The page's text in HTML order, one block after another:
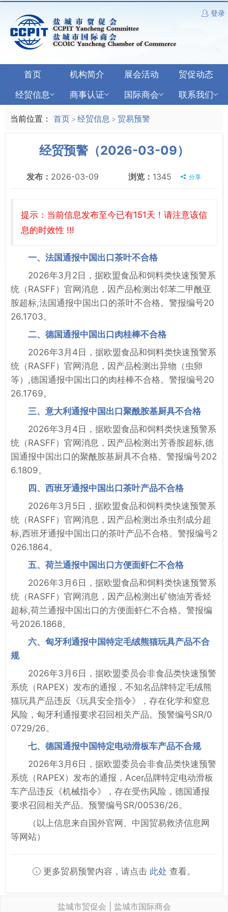
登录
首页 机构简介 展会活动
贸促动态
经贸信息
商事认证 国际商会 联系我们
当前位置： 首页 > 经贸信息 > 贸易预警
经贸预警（2026-03-09）
发布： 2026-03-09 浏览： 1345 分享
提示：当前信息发布至今已有151天！请注意该信
息的时效性 !!!
一、法国通报中国出口茶叶不合格
2026年3月2日，据欧盟食品和饲料类快速预警系
统（RASFF）官网消息，因产品检测出邻苯二甲酰亚
胺超标,法国通报中国出口的茶叶不合格。警报编号20
26.1703。
二、德国通报中国出口肉桂棒不合格
2026年3月4日，据欧盟食品和饲料类快速预警系
统（RASFF）官网消息，因产品检测出异物（虫卵
等）,德国通报中国出口的肉桂棒不合格。警报编号20
26.1769。
三、意大利通报中国出口聚酰胺基厨具不合格
2026年3月4日，据欧盟食品和饲料类快速预警系
统（RASFF）官网消息，因产品检测出芳香胺超标,德
国通报中国出口的聚酰胺基厨具不合格。警报编号202
6.1809。
四、西班牙通报中国出口茶叶产品不合格
2026年3月5日，据欧盟食品和饲料类快速预警系
统（RASFF）官网消息，因产品检测出杀虫剂成分超
标,西班牙通报中国出口的茶叶产品不合格。警报编号2
026.1864。
五、荷兰通报中国出口方便面虾仁不合格
2026年3月6日，据欧盟食品和饲料类快速预警系
统（RASFF）官网消息，因产品检测出矿物油芳香烃
超标,荷兰通报中国出口的方便面虾仁不合格。警报编
号2026.1868。
六、匈牙利通报中国特定毛绒熊猫玩具产品不合
规
2026年3月6日，据欧盟委员会非食品类快速预警
系统（RAPEX）发布的通报，不知名品牌特定毛绒熊
猫玩具产品违反《玩具安全指令》，存在化学和窒息
风险，匈牙利通报要求召回相关产品。预警编号SR/0
0729/26。
七、德国通报中国特定电动滑板车产品不合规
2026年3月6日，据欧盟委员会非食品类快速预警
系统（RAPEX）发布的通报，Acer品牌特定电动滑板
车产品违反《机械指令》，存在受伤风险，德国通报
要求召回相关产品。预警编号SR/00536/26。
（以上信息来自国外官网、中国贸易救济信息网
等网站）
更多贸易预警内容，请点击 此处 查看。
盐城市贸促会 | 盐城市国际商会